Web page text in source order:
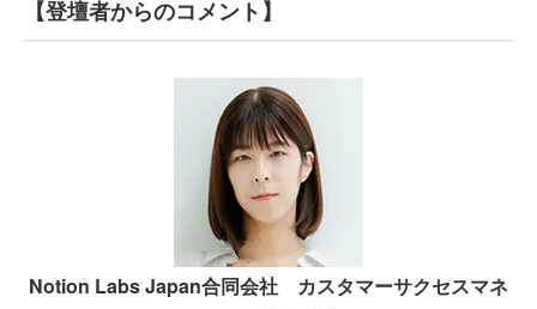
【登壇者からのコメント】
Notion Labs Japan合同会社 カスタマーサクセスマネ